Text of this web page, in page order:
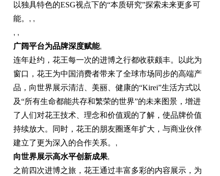
以独具特色的ESG视点下的“本质研究”探索未来更多可
能。 , ,
, ,
广阔平台为品牌深度赋能,
连年赴约，花王每一次的进博之行都收获颇丰。以此为
窗口，花王为中国消费者带来了全球市场同步的高端产
品，向世界展示清洁、美丽、健康的“Kirei”生活方式以
及“所有生命都能共存和繁荣的世界”的未来图景，增进
了人们对花王技术、理念和价值观的了解，使品牌价值
持续放大。同时，花王的朋友圈逐年扩大，与商业伙伴
建立了更为深入的合作关系。 ,
向世界展示高水平创新成果,
之前四次进博之旅，花王通过丰富多彩的内容展示，为